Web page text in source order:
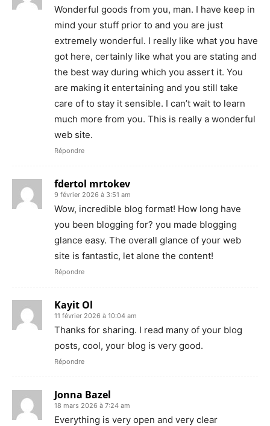
Wonderful goods from you, man. I have keep in
mind your stuff prior to and you are just
extremely wonderful. I really like what you have
got here, certainly like what you are stating and
the best way during which you assert it. You
are making it entertaining and you still take
care of to stay it sensible. I can’t wait to learn
much more from you. This is really a wonderful
web site.
Répondre
fdertol mrtokev
9 février 2026 à 3:51 am
Wow, incredible blog format! How long have
you been blogging for? you made blogging
glance easy. The overall glance of your web
site is fantastic, let alone the content!
Répondre
Kayit Ol
11 février 2026 à 10:04 am
Thanks for sharing. I read many of your blog
posts, cool, your blog is very good.
Répondre
Jonna Bazel
18 mars 2026 à 7:24 am
Everything is very open and very clear